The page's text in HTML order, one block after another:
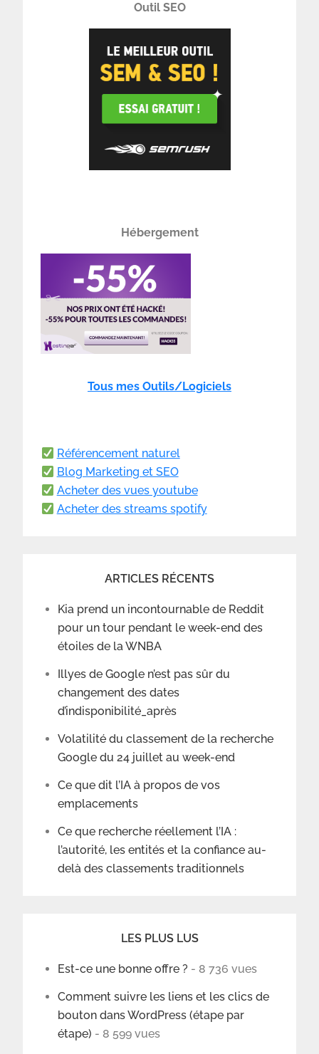
Outil SEO
Hébergement
Tous mes Outils/Logiciels
Référencement naturel
Blog Marketing et SEO
Acheter des vues youtube
Acheter des streams spotify
ARTICLES RÉCENTS
Kia prend un incontournable de Reddit
pour un tour pendant le week-end des
étoiles de la WNBA
Illyes de Google n’est pas sûr du
changement des dates
d’indisponibilité_après
Volatilité du classement de la recherche
Google du 24 juillet au week-end
Ce que dit l’IA à propos de vos
emplacements
Ce que recherche réellement l’IA :
l’autorité, les entités et la confiance au-
delà des classements traditionnels
LES PLUS LUS
Est-ce une bonne offre ? - 8 736 vues
Comment suivre les liens et les clics de
bouton dans WordPress (étape par
étape) - 8 599 vues